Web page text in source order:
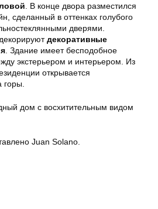
. В конце двора разместился
сделанный в оттенках голубого
дверями.
декоративные
. Здание имеет бесподобное
экстерьером и интерьером. Из
открывается
Juan Solano.